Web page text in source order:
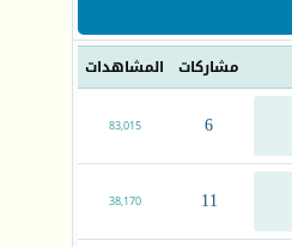
مشاركات المشاهدات
6
83,015
11
38,170